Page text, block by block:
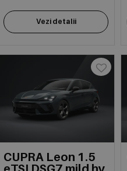
Vezi detalii
CUPRA Leon 1.5